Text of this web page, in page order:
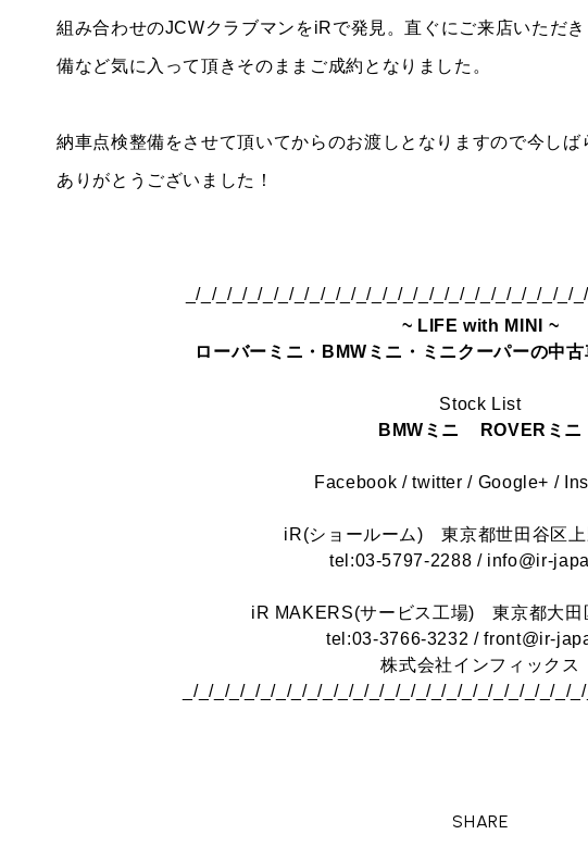
組み合わせのJCWクラブマンをiRで発見。直ぐにご来店いただ
備など気に入って頂きそのままご成約となりました。
納車点検整備をさせて頂いてからのお渡しとなりますので今しば
ありがとうございました！
_/_/_/_/_/_/_/_/_/_/_/_/_/_/_/_/_/_/_/_/_/_/_/_/_/
~ LIFE with MINI ~
ローバーミニ・BMWミニ・ミニクーパーの中
Stock List
BMWミニ
ROVERミニ
Facebook /twitter / Google+ /
iR(ショールーム)東京都世田谷区
tel:03-5797-2288 / info@ir-
iR MAKERS(サービス工場)東京都大
tel:03-3766-3232 / front@ir-
株式会社インフィックス
_/_/_/_/_/_/_/_/_/_/_/_/_/_/_/_/_/_/_/_/_/_/_/_/_/
SHARE